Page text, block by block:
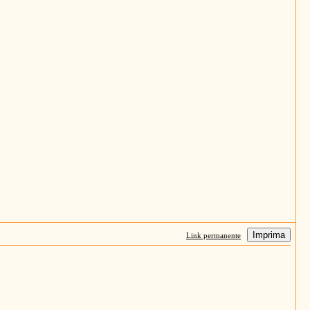
Link permanente Imprima